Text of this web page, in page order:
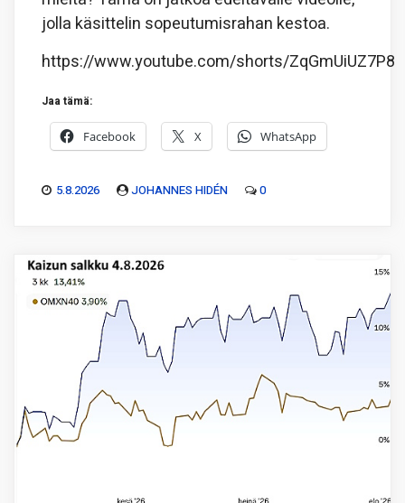
jolla käsittelin sopeutumisrahan kestoa.
https://www.youtube.com/shorts/ZqGmUiUZ7P8
Jaa tämä:
Facebook X WhatsApp
5.8.2026 JOHANNES HIDÉN 0